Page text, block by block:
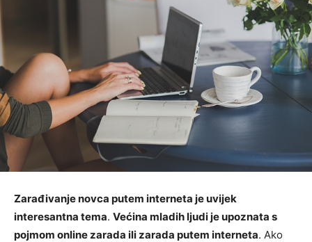
Zarađivanje novca putem interneta je uvijek
interesantna tema. Većina mladih ljudi je upoznata s
pojmom online zarada ili zarada putem interneta. Ako